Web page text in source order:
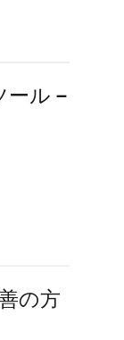
ール –
の方